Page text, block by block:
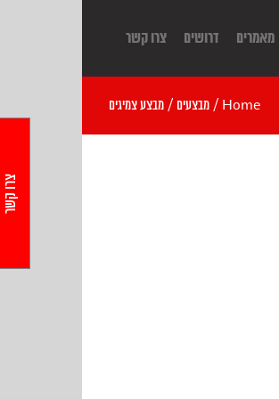
מאמרים דרושים צרו קשר
Home
/ מבצעים / מבצע צמיגים
צרו קשר